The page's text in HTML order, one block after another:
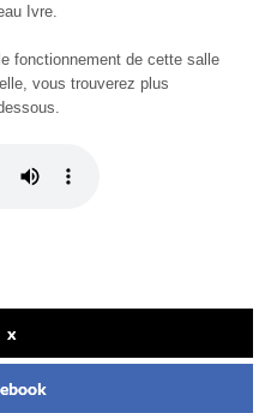
Ivre.
fonctionnement de cette salle
vous trouverez plus
x